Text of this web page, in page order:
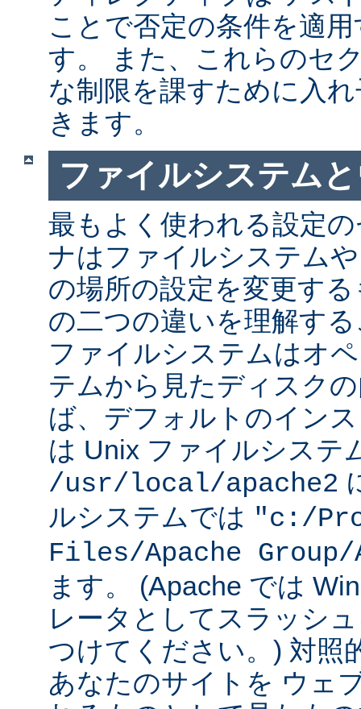
ことで否定の条件を適
す。 また、これらのセ
な制限を課すために入
きます。
ファイルシステム
最もよく使われる設定
ナはファイルシステム
の場所の設定を変更す
の二つの違いを理解す
ファイルシステムはオ
テムから見たディスク
ば、デフォルトのイン
は Unix ファイルシステ
/usr/local/apache2
ルシステムでは "c:/
Files/Apache Group/
ます。 (Apache では
レータとしてスラッシ
つけてください。) 対照
あなたのサイトを ウェ